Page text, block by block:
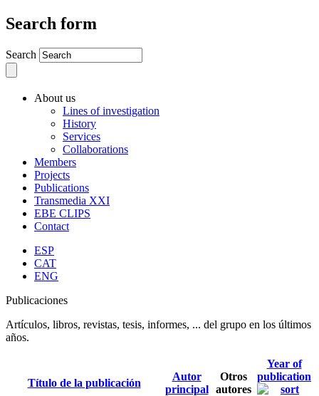
Search form
Search
About us
Lines of investigation
History
Services
Collaborations
Members
Projects
Publications
Transmedia XXI
EBE CLIPS
Contact
ESP
CAT
ENG
Publicaciones
Artículos, libros, revistas, tesis, informes, ... del grupo en los últimos
años.
Título de la publicación
Autor
principal
Otros
autores
Year of
publication